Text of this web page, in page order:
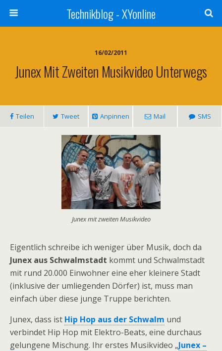
Technikblog - XYonline
16/02/2011
Junex Mit Zweiten Musikvideo Unterwegs
Teilen Tweet Anpinnen Mail SMS
Junex mit zweiten Musikvideo
Eigentlich schreibe ich weniger über Musik, doch da
Junex aus Schwalmstadt kommt und Schwalmstadt
mit rund 20.000 Einwohner eine eher kleinere Stadt
(inklusive der umliegenden Dörfer) ist, muss man
einfach über diese junge Truppe berichten.
Junex, dass ist Hip Hop aus der Schwalm und
verbindet Hip Hop mit Elektro-Beats, eine durchaus
gelungene Mischung. Ihr erstes Musikvideo „Junex –